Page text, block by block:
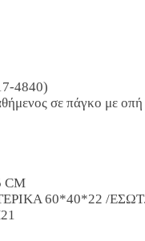
4840)
σε πάγκο με οπή
CM
60*40*22 /